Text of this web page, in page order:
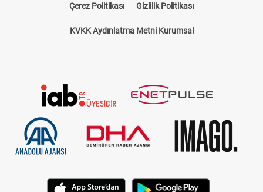
Çerez Politikası Gizlilik Politikası
KVKK Aydınlatma Metni Kurumsal